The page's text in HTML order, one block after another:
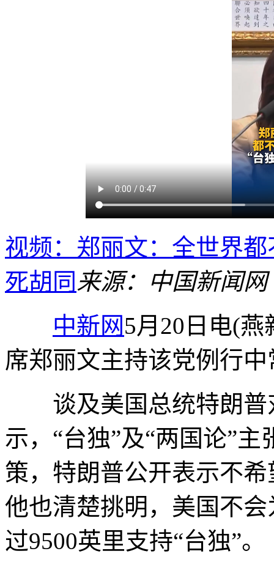
视频：郑丽文：全世界都
死胡同来源：中国新闻网
中新网5月20日电(
席郑丽文主持该党例行中
谈及美国总统特朗普
示，“台独”及“两国论”
策，特朗普公开表示不
他也清楚挑明，美国不
过9500英里支持“台独”。